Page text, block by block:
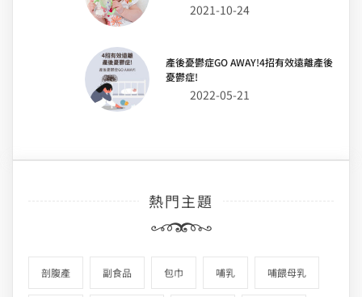
2021-10-24
產後憂鬱症GO AWAY!4招有效遠離產後
憂鬱症!
2022-05-21
熱門主題
剖腹產 副食品 包巾 哺乳 哺餵母乳